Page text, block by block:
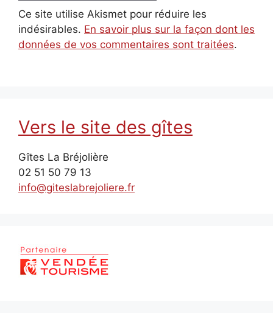
Ce site utilise Akismet pour réduire les
indésirables. En savoir plus sur la façon dont les
données de vos commentaires sont traitées.
Vers le site des gîtes
Gîtes La Bréjolière
02 51 50 79 13
info@giteslabrejoliere.fr